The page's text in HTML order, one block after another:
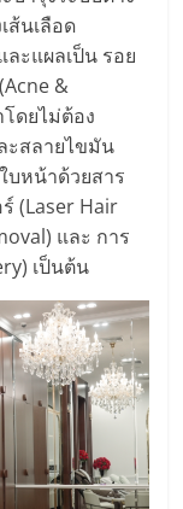
ส้นเลือด
ะแผลเป็น รอย
&
ดยไม่ต้อง
ะสลายไขมัน
บหน้าด้วยสาร
(Laser Hair
และ การ
เป็นต้น